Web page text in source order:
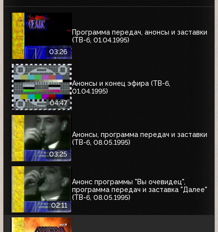
03:26
Программа передач, анонсы и заставки
(ТВ-6, 01.04.1995)
04:47
Анонсы и конец эфира (ТВ-6,
01.04.1995)
03:25
Анонсы, программа передач и заставки
(ТВ-6, 08.05.1995)
02:11
Анонс программы "Вы очевидец",
программа передач и заставка "Далее"
(ТВ-6, 08.05.1995)